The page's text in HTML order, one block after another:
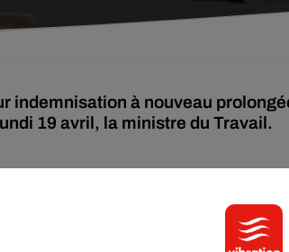
indemnisation à nouveau
19 avril, la ministre du Travail.
d'emploi qui sont arrivés en fin de
ces demandeurs d'emploi jusqu'à la fin